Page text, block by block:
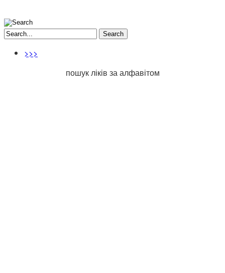
Search
>>>
пошук ліків за алфавітом